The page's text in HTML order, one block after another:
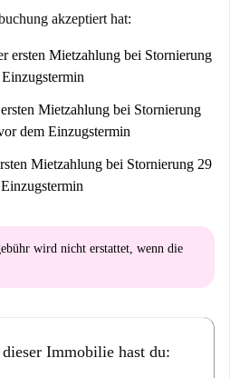
akzeptiert hat:
ersten Mietzahlung bei Stornierung
Mietzahlung bei Stornierung
dem Einzugstermin
Mietzahlung bei Stornierung 29
wird nicht erstattet, wenn die
Immobilie hast du: